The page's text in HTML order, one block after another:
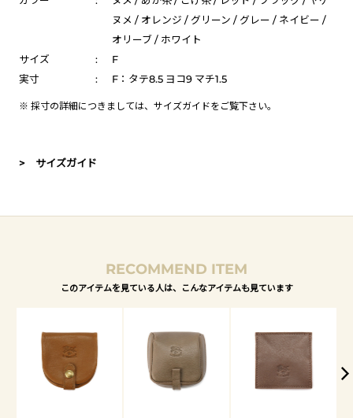
ヌメ / オレンジ / グリーン / グレー / ネイビー /
オリーブ / ホワイト
サイズ
:
F
実寸
: F：タテ8.5 ヨコ9 マチ1.5
※ 採寸の詳細につきましては、 サイズガイドをご覧下さい。
> サイズガイド
RECOMMEND ITEM
このアイテムを見ている人は、こんなアイテムも見ています